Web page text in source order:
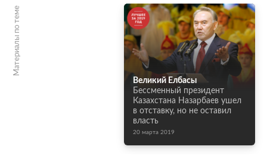
Материалы по теме
Великий Елбасы
Бессменный президент
Казахстана Назарбаев ушел
в отставку, но не оставил
власть
20 марта 2019